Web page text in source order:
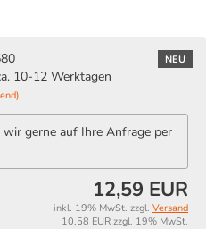
NEU
10-12 Werktagen
gerne auf Ihre Anfrage per
12,59 EUR
inkl. 19% MwSt. zzgl. Versand
10,58 EUR zzgl. 19% MwSt.